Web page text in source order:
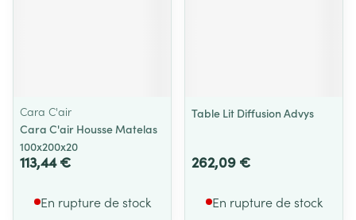
Cara C'air
Cara C'air Housse Matelas
100x200x20
113,44 €
En rupture de stock
Table Lit Diffusion Advys
262,09 €
En rupture de stock